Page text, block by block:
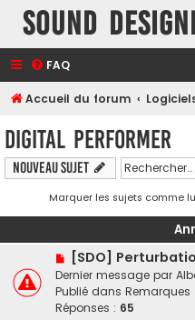
Sound
FAQ
Accueil du forum
Digital Performer
Nouveau sujet
Marquer les sujets comme
[SDO]
Dernier message par
Publié dans
Réponses : 65